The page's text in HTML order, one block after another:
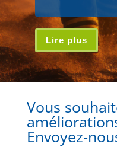
Lire plus
Vous
Envoyez-